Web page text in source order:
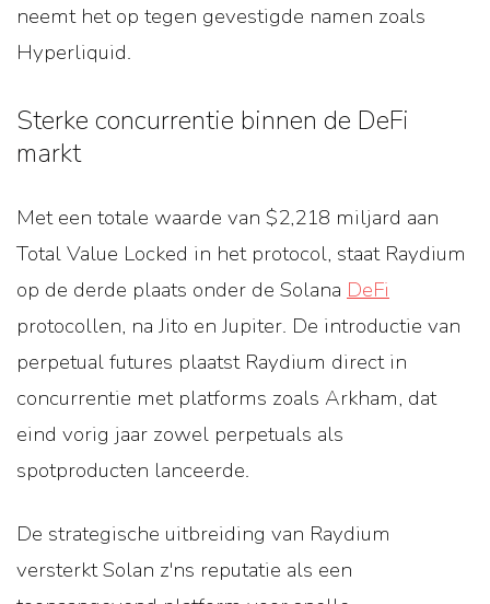
neemt het op tegen gevestigde namen zoals
Hyperliquid.
Sterke concurrentie binnen de DeFi
markt
Met een totale waarde van $2,218 miljard aan
Total Value Locked in het protocol, staat Raydium
op de derde plaats onder de Solana DeFi
protocollen, na Jito en Jupiter. De introductie van
perpetual futures plaatst Raydium direct in
concurrentie met platforms zoals Arkham, dat
eind vorig jaar zowel perpetuals als
spotproducten lanceerde.
De strategische uitbreiding van Raydium
versterkt Solan z'ns reputatie als een